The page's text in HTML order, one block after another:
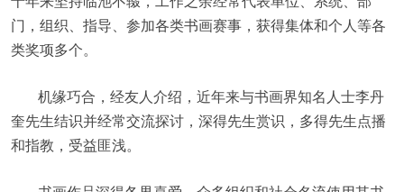
门，组织、指导、参加各类书画赛事，获得集体和个人等各
类奖项多个。
机缘巧合，经友人介绍，近年来与书画界知名人士李丹
奎先生结识并经常交流探讨，深得先生赏识，多得先生点播
和指教，受益匪浅。